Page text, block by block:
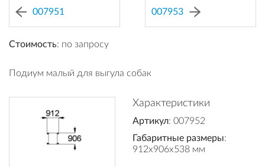
007951 007953
Стоимость: по запросу
Подиум малый для выгула собак
Характеристики
Артикул: 007952
Габаритные размеры:
912x906x538 мм